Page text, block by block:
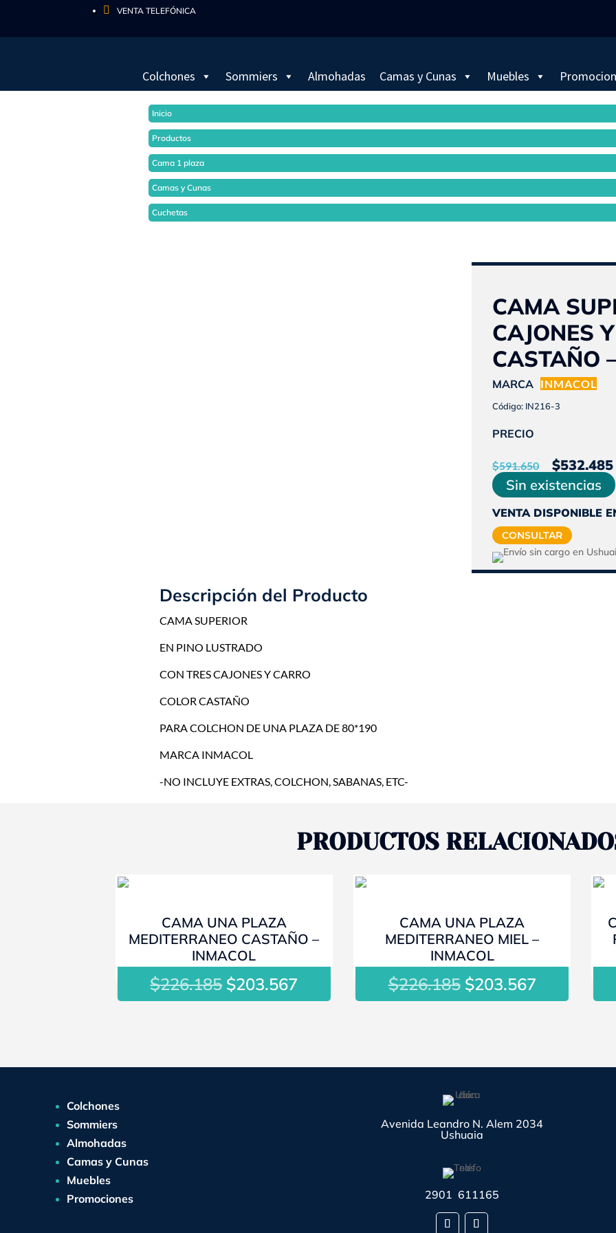
 VENTA TELEFÓNICA
Colchones Sommiers Almohadas Camas y Cunas Muebles
Inicio
Productos
Cama 1 plaza
Camas y Cunas
Cuchetas
CAMA
CAJONES
CASTAÑO
MARCA INMACOL
Código: IN216-3
PRECIO
$591.650
El
precio
era:
$532.485
Sin existencias
VENTA DISPONIBLE
CONSULTAR
Descripción del Producto
CAMA SUPERIOR
EN PINO LUSTRADO
CON TRES CAJONES Y CARRO
COLOR CASTAÑO
PARA COLCHON DE UNA PLAZA DE 80*190
MARCA INMACOL
-NO INCLUYE EXTRAS, COLCHON, SABANAS, ETC-
PRODUCTOS
CAMA UNA PLAZA
MEDITERRANEO CASTAÑO –
INMACOL
$226.185 El
precio
$203.567
precio
CAMA UNA PLAZA
MEDITERRANEO MIEL –
INMACOL
$226.185 El
precio
$203.567El
precio
Colchones
Sommiers
Almohadas
Camas y Cunas
Muebles
Promociones
Avenida Leandro N. Alem 2034
Ushuaia
2901 611165